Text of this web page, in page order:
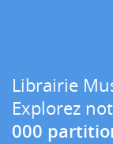
Librairie
Explorez
000